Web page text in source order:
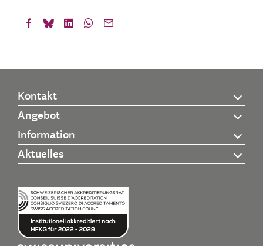
Kontakt
Angebot
Information
Aktuelles